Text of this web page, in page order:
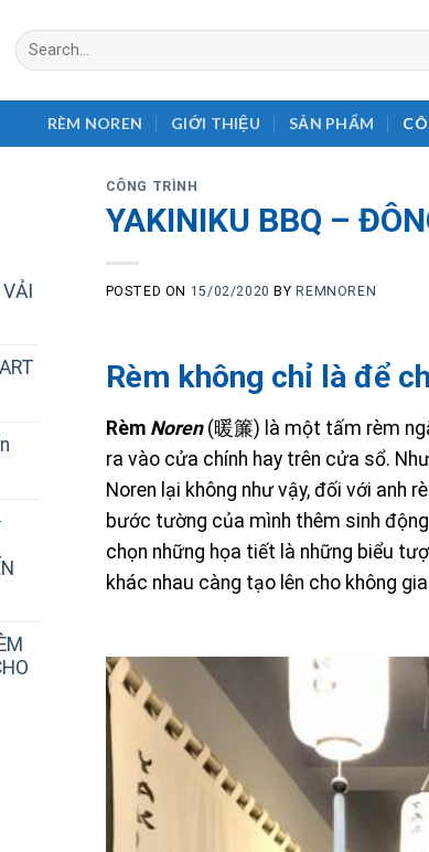
Search
for:
RÈM NOREN GIỚI THIỆU SẢN PHẨM
CÔNG TRÌNH
YAKINIKU BBQ –
POSTED ON 15/02/2020 BY REMNOREN
Rèm không chỉ là để
Rèm Noren(暖簾) là một tấm rèm
ra vào cửa chính hay trên cửa sổ.
Noren lại không như vậy, đối với anh
bước tường của mình thêm sinh
chọn những họa tiết là những biểu
khác nhau càng tạo lên cho không